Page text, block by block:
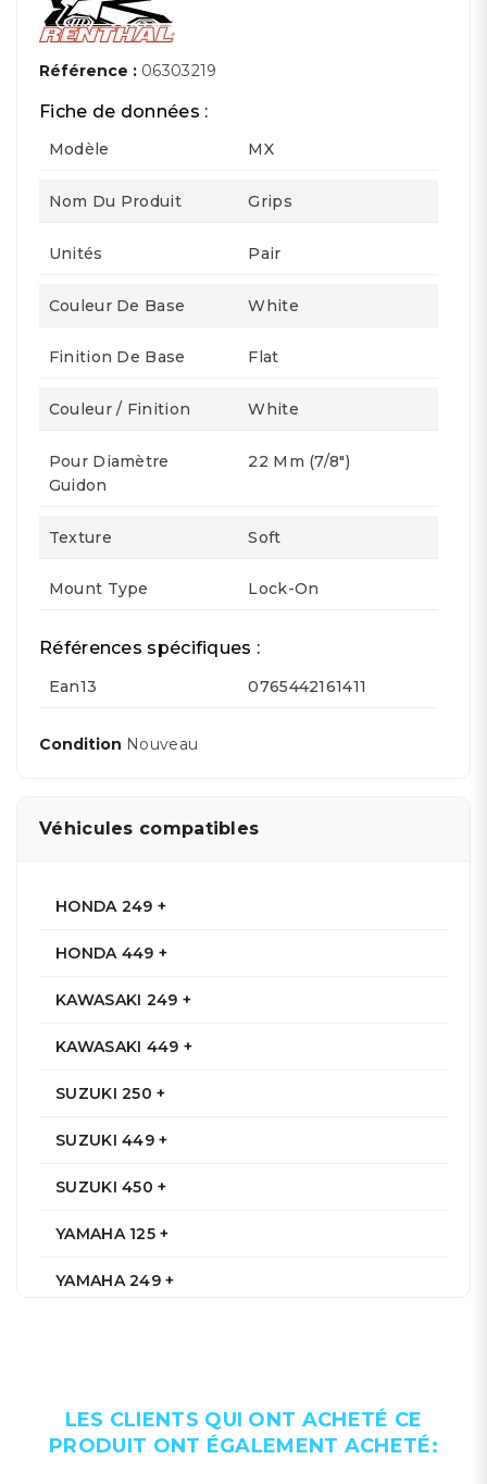
Référence : 06303219
Fiche de données :
Modèle MX
Nom Du Produit Grips
Unités Pair
Couleur De Base White
Finition De Base Flat
Couleur / Finition White
Pour Diamètre
Guidon
22 Mm (7/8")
Texture Soft
Mount Type Lock-On
Références spécifiques :
Ean13 0765442161411
Condition Nouveau
Véhicules compatibles
HONDA 249 +
HONDA 449 +
KAWASAKI 249 +
KAWASAKI 449 +
SUZUKI 250 +
SUZUKI 449 +
SUZUKI 450 +
YAMAHA 125 +
YAMAHA 249 +
YAMAHA 450 +
LES CLIENTS QUI ONT ACHETÉ CE
PRODUIT ONT ÉGALEMENT ACHETÉ: